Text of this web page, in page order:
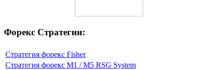
Форекс Стратегии:
Стратегия форекс Fisher
Стратегия форекс M1 / M5 RSG System